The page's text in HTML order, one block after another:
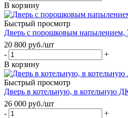
В корзину
Быстрый просмотр
Дверь с порошковым напылением,
20 800 руб./шт
-
+
В корзину
Быстрый просмотр
Дверь в котельную, в котельную
26 000 руб./шт
-
+